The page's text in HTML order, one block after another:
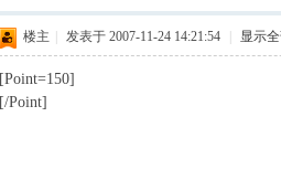
楼主 发表于 2007-11-24 14:21:54 显示
[Point=150]
[/Point]